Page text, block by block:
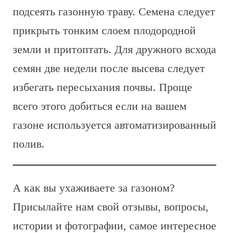
подсеять газонную траву. Семена следует
прикрыть тонким слоем плодородной
земли и притоптать. Для дружного всхода
семян две недели после высева следует
избегать пересыхания почвы. Проще
всего этого добиться если на вашем
газоне используется автоматизированный
полив.
А как вы ухаживаете за газоном?
Присылайте нам свой отзывы, вопросы,
истории и фотографии, самое интересное